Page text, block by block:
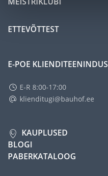
ETTEVÕTTEST
E-POE KLIENDITEENINDUS
E-R 8:00-17:00
klienditugi@bauhof.ee
KAUPLUSED
BLOGI
PABERKATALOOG